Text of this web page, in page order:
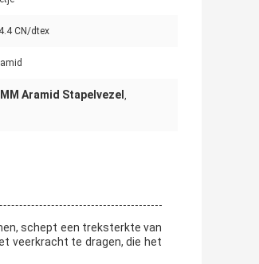
CN/dtex
Aramid Stapelvezel ,
schept een treksterkte van
veerkracht te dragen, die het